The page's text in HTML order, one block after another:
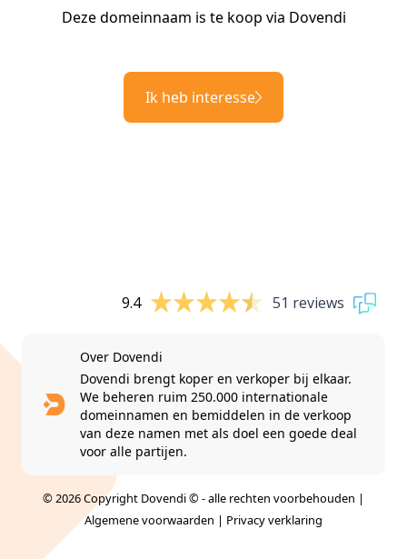
Deze domeinnaam is te koop via Dovendi
Ik heb interesse
9.4 51 reviews
Over Dovendi
Dovendi brengt koper en verkoper bij elkaar.
We beheren ruim 250.000 internationale
domeinnamen en bemiddelen in de verkoop
van deze namen met als doel een goede deal
voor alle partijen.
© 2026 Copyright Dovendi © - alle rechten voorbehouden |
Algemene voorwaarden | Privacy verklaring